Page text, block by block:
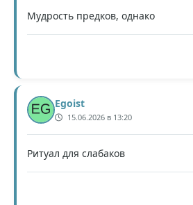
Мудрость предков, однако
Egoist
15.06.2026 в 13:20
Ритуал для слабаков